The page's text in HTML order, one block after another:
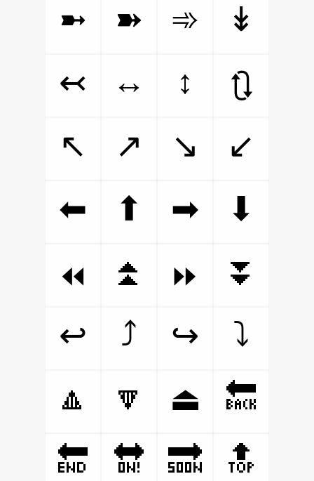
➼
➽ ➾
↡
↢
↔ ↕
🔃
↖
↗ ↘
↙
⬅
⬆ ➡
⬇
⏪
⏫ ⏩
⏬
↩
⤴ ↪
⤵
🔼
🔽 ⏏
🔙
🔚
🔛 🔜 🔝